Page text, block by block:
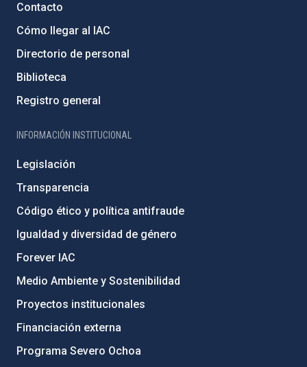
Contacto
Cómo llegar al IAC
Directorio de personal
Biblioteca
Registro general
INFORMACIÓN INSTITUCIONAL
Legislación
Transparencia
Código ético y política antifraude
Igualdad y diversidad de género
Forever IAC
Medio Ambiente y Sostenibilidad
Proyectos institucionales
Financiación externa
Programa Severo Ochoa